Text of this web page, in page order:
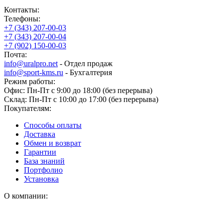
Контакты:
Телефоны:
+7 (343) 207-00-03
+7 (343) 207-00-04
+7 (902) 150-00-03
Почта:
info@uralpro.net - Отдел продаж
info@sport-kms.ru - Бухгалтерия
Режим работы:
Офис: Пн-Пт с 9:00 до 18:00 (без перерыва)
Склад: Пн-Пт с 10:00 до 17:00 (без перерыва)
Покупателям:
Способы оплаты
Доставка
Обмен и возврат
Гарантии
База знаний
Портфолио
Установка
О компании: